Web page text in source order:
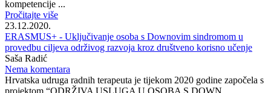
kompetencije ...
Pročitajte više
23.12.2020.
ERASMUS+ - Uključivanje osoba s Downovim sindromom u
provedbu ciljeva održivog razvoja kroz društveno korisno učenje
Saša Radić
Nema komentara
Hrvatska udruga radnih terapeuta je tijekom 2020 godine započela s
projektom “ODRŽIVA USLUGA U OSOBA S DOWN